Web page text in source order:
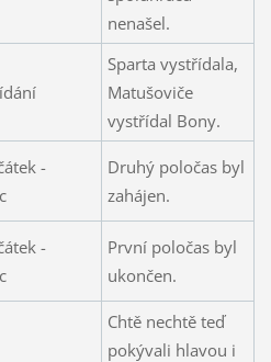
nenašel.
Sparta vystřídala,
Matušoviče
vystřídal Bony.
Druhý poločas byl
zahájen.
První poločas byl
ukončen.
Chtě nechtě teď
pokývali hlavou i